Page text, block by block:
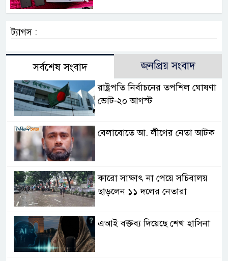
ট্যাগস :
সর্বশেষ সংবাদ জনপ্রিয় সংবাদ
রাষ্ট্রপতি নির্বাচনের তপশিল ঘোষণা
ভোট-২০ আগস্ট
বেলাবোতে আ. লীগের নেতা আটক
কারো সাক্ষাৎ না পেয়ে সচিবালয়
ছাড়লেন ১১ দলের নেতারা
এআই বক্তব্য দিয়েছে শেখ হাসিনা